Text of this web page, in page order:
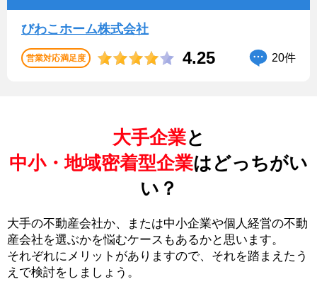
びわこホーム株式会社
営業対応満足度 4.25 20件
大手企業と
中小・地域密着型企業はどっちがい
い？
大手の不動産会社か、または中小企業や個人経営の不動
産会社を選ぶかを悩むケースもあるかと思います。
それぞれにメリットがありますので、それを踏まえたう
えで検討をしましょう。